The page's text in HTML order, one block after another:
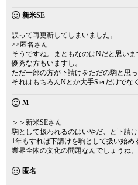
新米SE
誤って再更新してしまいました。
>>匿名さん
そうですね。まともなのはNだと思いま
優秀な方もいますし。
ただ一部の方が下請けをただの駒と思
それはもちろんNとか大手Sierだけでな
M
＞＞新米SEさん
駒として扱われるのはいやだ、と下請
1年もすれば下請けを駒として扱い始め
業界全体の文化の問題なんでしょうね。
匿名